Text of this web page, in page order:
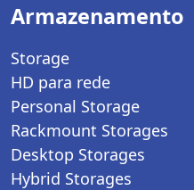
Armazenamento
Storage
HD para rede
Personal Storage
Rackmount Storages
Desktop Storages
Hybrid Storages